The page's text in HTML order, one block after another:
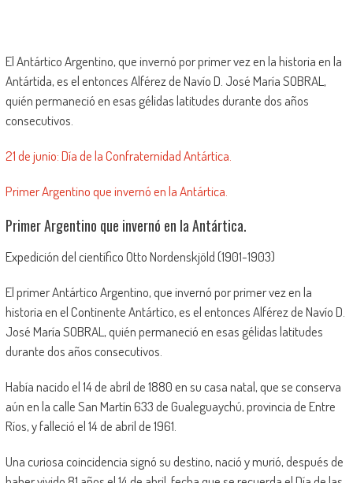
El Antártico Argentino, que invernó por primer vez en la historia en la
Antártida, es el entonces Alférez de Navío D. José María SOBRAL,
quién permaneció en esas gélidas latitudes durante dos años
consecutivos.
21 de junio: Día de la Confraternidad Antártica.
Primer Argentino que invernó en la Antártica.
Primer Argentino que invernó en la Antártica.
Expedición del científico Otto Nordenskjöld (1901-1903)
El primer Antártico Argentino, que invernó por primer vez en la
historia en el Continente Antártico, es el entonces Alférez de Navío D.
José María SOBRAL, quién permaneció en esas gélidas latitudes
durante dos años consecutivos.
Había nacido el 14 de abril de 1880 en su casa natal, que se conserva
aún en la calle San Martín 633 de Gualeguaychú, provincia de Entre
Ríos, y falleció el 14 de abril de 1961.
Una curiosa coincidencia signó su destino, nació y murió, después de